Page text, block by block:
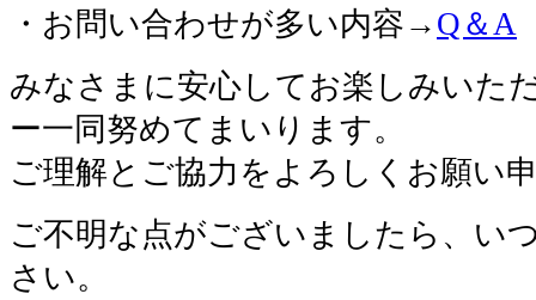
・お問い合わせが多い内容→ Q＆A
みなさまに安心してお楽しみいた
ー一同努めてまいります。
ご理解とご協力をよろしくお願い
ご不明な点がございましたら、い
さい。